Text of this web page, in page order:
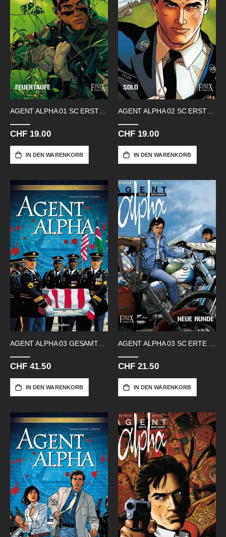
AGENT ALPHA 01 SC ERSTE MISSIONEN
CHF 19.00
IN DEN WARENKORB
AGENT ALPHA 02 SC ERSTE MISSIONEN
CHF 19.00
IN DEN WARENKORB
AGENT ALPHA 03 GESAMTAUSGABE
CHF 41.50
IN DEN WARENKORB
AGENT ALPHA 03 SC ERTE MISSION
CHF 21.50
IN DEN WARENKORB